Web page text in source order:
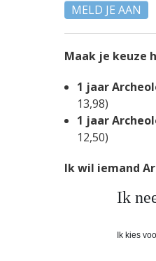
MELD JE AAN
Maak je keuze
1 jaar
13,98)
1 jaar
12,50)
Ik wil iemand